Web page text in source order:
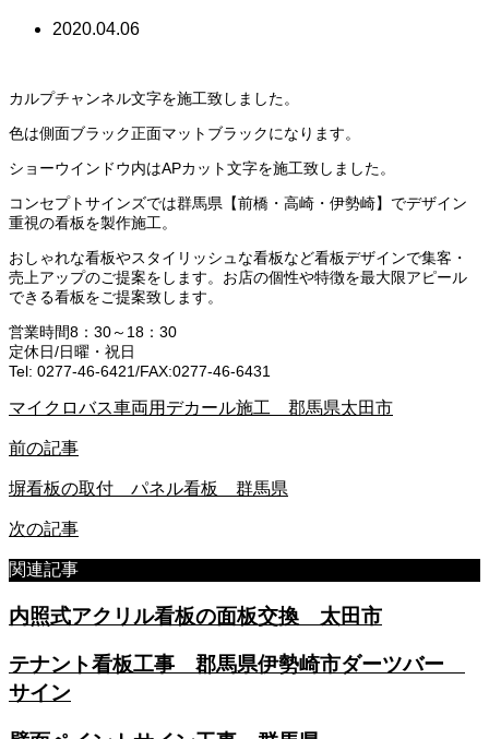
2020.04.06
カルプチャンネル文字を施工致しました。
色は側面ブラック正面マットブラックになります。
ショーウインドウ内はAPカット文字を施工致しました。
コンセプトサインズでは群馬県【前橋・高崎・伊勢崎】でデザイン
重視の看板を製作施工。
おしゃれな看板やスタイリッシュな看板など看板デザインで集客・
売上アップのご提案をします。お店の個性や特徴を最大限アピール
できる看板をご提案致します。
営業時間8：30～18：30
定休日/日曜・祝日
Tel: 0277-46-6421/FAX:0277-46-6431
マイクロバス車両用デカール施工 郡馬県太田市
前の記事
塀看板の取付 パネル看板 群馬県
次の記事
関連記事
内照式アクリル看板の面板交換 太田市
テナント看板工事 郡馬県伊勢崎市ダーツバー
サイン